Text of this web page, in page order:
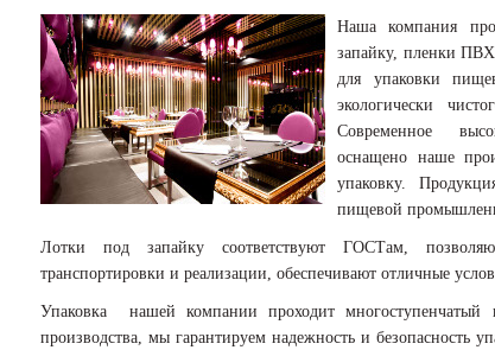
Наша компания
запайку, пленки
для упаковки
экологически
Современное
оснащено наше
упаковку.
пищевой
Лотки под запайку соответствуют ГОСТам,
транспортировки и реализации, обеспечивают отличные
Упаковка
нашей компании проходит многоступенчатый
производства, мы гарантируем надежность и безопасность